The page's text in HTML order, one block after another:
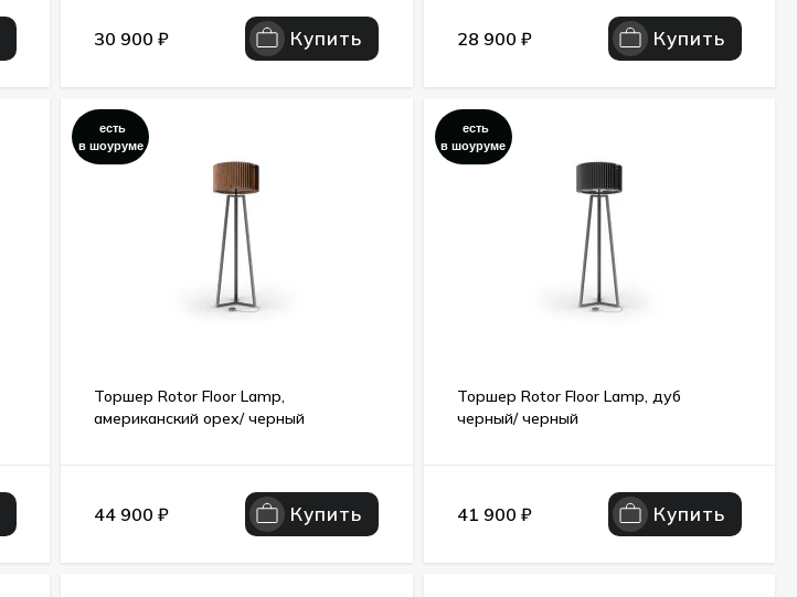
30 900 ₽ Купить 28 900 ₽ Купить
есть
в шоуруме
Торшер Rotor Floor Lamp,
американский орех/ черный
44 900 ₽ Купить
есть
в шоуруме
Торшер Rotor Floor Lamp, дуб
черный/ черный
41 900 ₽ Купить